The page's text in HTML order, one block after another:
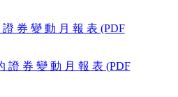
券 變 動 月 報 表 (PDF
證 券 變 動 月 報 表 (PDF